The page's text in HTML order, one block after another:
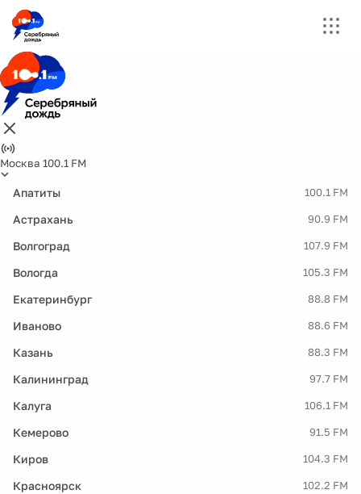
Москва 100.1 FM
Апатиты 100.1 FM
Астрахань 90.9 FM
Волгоград 107.9 FM
Вологда 105.3 FM
Екатеринбург 88.8 FM
Иваново 88.6 FM
Казань 88.3 FM
Калининград 97.7 FM
Калуга 106.1 FM
Кемерово 91.5 FM
Киров 104.3 FM
Красноярск 102.2 FM